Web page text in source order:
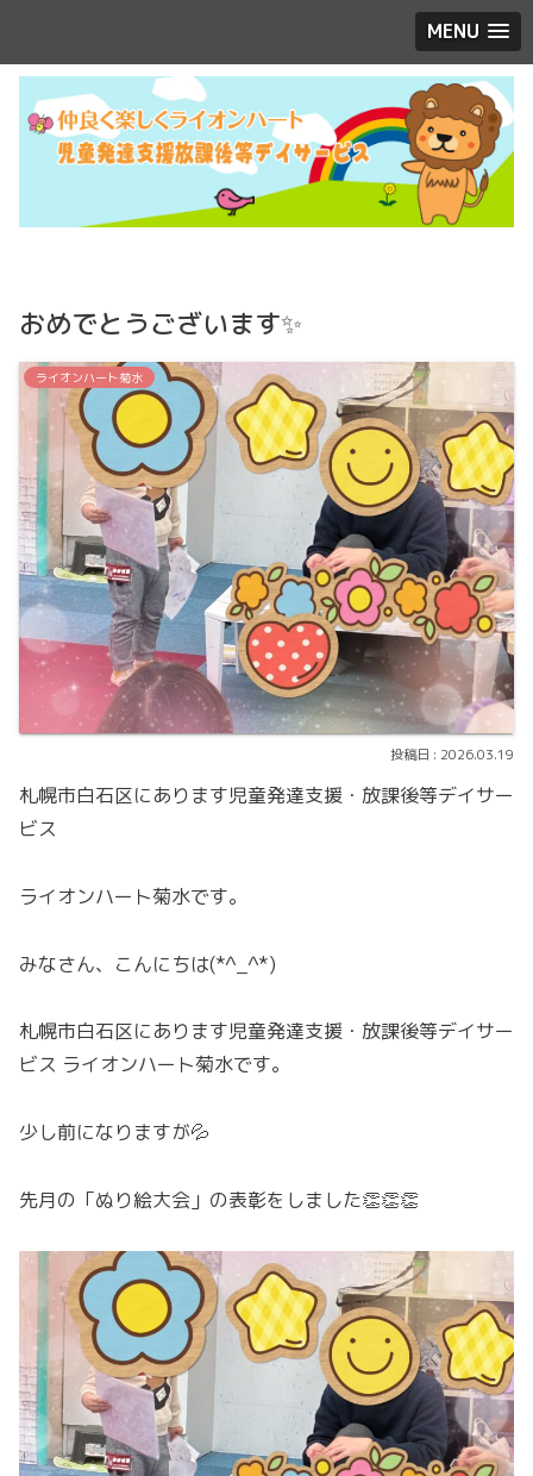
MENU
おめでとうございます✨
ライオンハート菊水
2026.03.19
札幌市白石区にあります児童発達支援・放課後等デイサー
ビス
ライオンハート菊水です。
みなさん、こんにちは(*^_^*)
札幌市白石区にあります児童発達支援・放課後等デイサー
ビス ライオンハート菊水です。
少し前になりますが💦
先月の「ぬり絵大会」の表彰をしました👏👏👏